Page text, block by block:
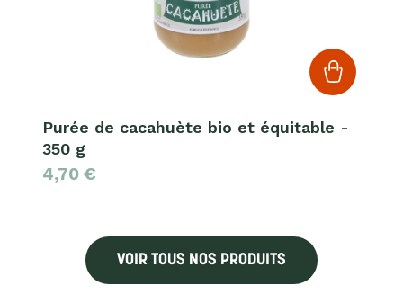
Purée de cacahuète bio et équitable -
350 g
4,70 €
VOIR TOUS NOS PRODUITS